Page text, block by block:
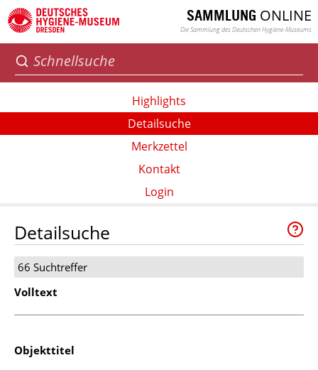
SAMMLUNG ONLINE
Die Sammlung des Deutschen Hygiene-Museums
Highlights
Detailsuche
Merkzettel
Kontakt
Login
Detailsuche
66 Suchtreffer
Volltext
Objekttitel